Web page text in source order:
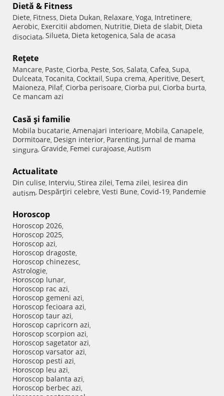
Dietă & Fitness
Diete, Fitness, Dieta Dukan, Relaxare, Yoga, Intretinere,
Aerobic, Exercitii abdomen, Nutritie, Dieta de slabit, Dieta
disociata, Silueta, Dieta ketogenica, Sala de acasa
Reţete
Mancare, Paste, Ciorba, Peste, Sos, Salata, Cafea, Supa,
Dulceata, Tocanita, Cocktail, Supa crema, Aperitive, Desert,
Maioneza, Pilaf, Ciorba perisoare, Ciorba pui, Ciorba burta,
Ce mancam azi
Casă şi familie
Mobila bucatarie, Amenajari interioare, Mobila, Canapele,
Dormitoare, Design interior, Parenting, Jurnal de mama
singura, Gravide, Femei curajoase, Autism
Actualitate
Din culise, Interviu, Stirea zilei, Tema zilei, Iesirea din
autism, Despărţiri celebre, Vesti Bune, Covid-19, Pandemie
Horoscop
Horoscop 2026,
Horoscop 2025,
Horoscop azi,
Horoscop dragoste,
Horoscop chinezesc,
Astrologie,
Horoscop lunar,
Horoscop rac azi,
Horoscop gemeni azi,
Horoscop fecioara azi,
Horoscop taur azi,
Horoscop capricorn azi,
Horoscop scorpion azi,
Horoscop sagetator azi,
Horoscop varsator azi,
Horoscop pesti azi,
Horoscop leu azi,
Horoscop balanta azi,
Horoscop berbec azi,